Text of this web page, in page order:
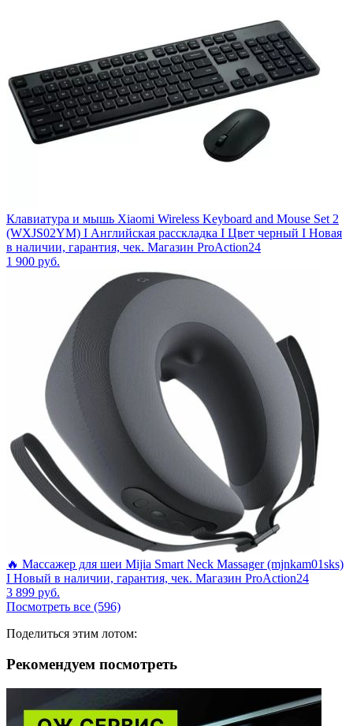
Клавиатура и мышь Xiaomi Wireless Keyboard and Mouse Set 2
(WXJS02YM) I Английская расскладка I Цвет черный I Новая
в наличии, гарантия, чек. Магазин ProAction24
1 900 руб.
🔥 Массажер для шеи Mijia Smart Neck Massager (mjnkam01sks)
I Новый в наличии, гарантия, чек. Магазин ProAction24
3 899 руб.
Посмотреть все (596)
Поделиться этим лотом:
Рекомендуем посмотреть